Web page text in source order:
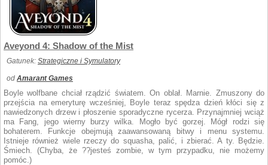
Aveyond 4: Shadow of the Mist
Gatunek: Strategiczne i Symulatory
od Amarant Games
Boyle wolfbane chciał rządzić światem. On oblał. Marnie. Zmuszony do
przejścia na emeryturę wcześniej, Boyle teraz spędza dzień kłóci się z
nawiedzonych drzew i płoszenie sporadyczne rycerza. Przynajmniej wciąż
ma Fang, jego wierny burzy wilka. Mogło być gorzej. Mógł rodzi się
bohaterem. Funkcje obejmują zaawansowaną bitwy i menu systemu.
Istnieje również wiele rzeczy do squasha, palić, i zbierać. A ty. Będzie.
Śmiech. (Chyba, że ??jesteś zombie, w tym przypadku, nie możemy
pomóc.)